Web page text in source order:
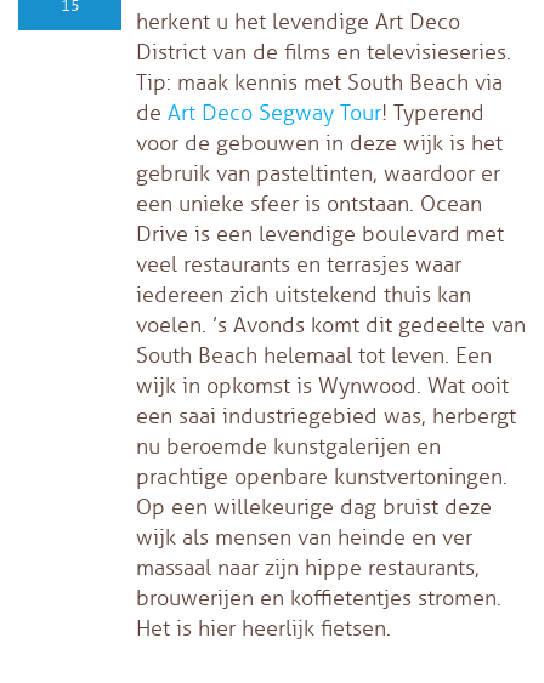
15
herkent u het levendige Art Deco
District van de films en televisieseries.
Tip: maak kennis met South Beach via
de Art Deco Segway Tour! Typerend
voor de gebouwen in deze wijk is het
gebruik van pasteltinten, waardoor er
een unieke sfeer is ontstaan. Ocean
Drive is een levendige boulevard met
veel restaurants en terrasjes waar
iedereen zich uitstekend thuis kan
voelen. ’s Avonds komt dit gedeelte van
South Beach helemaal tot leven. Een
wijk in opkomst is Wynwood. Wat ooit
een saai industriegebied was, herbergt
nu beroemde kunstgalerijen en
prachtige openbare kunstvertoningen.
Op een willekeurige dag bruist deze
wijk als mensen van heinde en ver
massaal naar zijn hippe restaurants,
brouwerijen en koffietentjes stromen.
Het is hier heerlijk fietsen.